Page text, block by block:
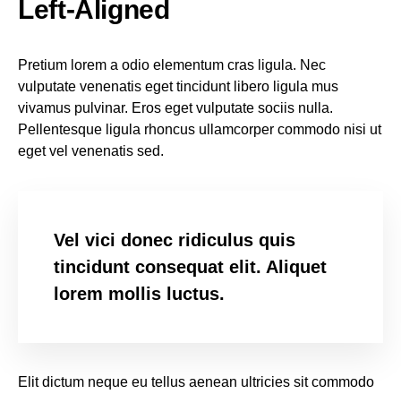
Left-Aligned
Pretium lorem a odio elementum cras ligula. Nec
vulputate venenatis eget tincidunt libero ligula mus
vivamus pulvinar. Eros eget vulputate sociis nulla.
Pellentesque ligula rhoncus ullamcorper commodo nisi ut
eget vel venenatis sed.
Vel vici donec ridiculus quis
tincidunt consequat elit. Aliquet
lorem mollis luctus.
Elit dictum neque eu tellus aenean ultricies sit commodo